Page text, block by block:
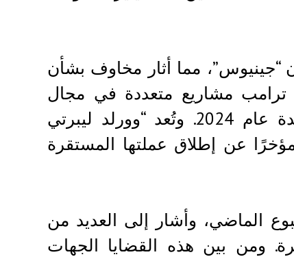
“جينيوس”، مما أثار مخاوف بشأن
ترامب مشاريع متعددة في مجال
العملات المشفرة بعد توليه رئاسة الولايات المتحدة عام 2024. وتُعد “وورلد ليبرتي
عن إطلاق عملتها المستقرة
الماضي، وأشار إلى العديد من
ومن بين هذه القضايا الجهات